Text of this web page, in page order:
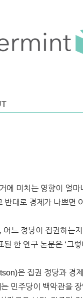
에 미치는 영향이 얼
대로 경제가 나쁘면
느 정당이 집권하는
한 연구 논문은 ‘그렇
은 집권 정당과 경
민주당이 백악관을